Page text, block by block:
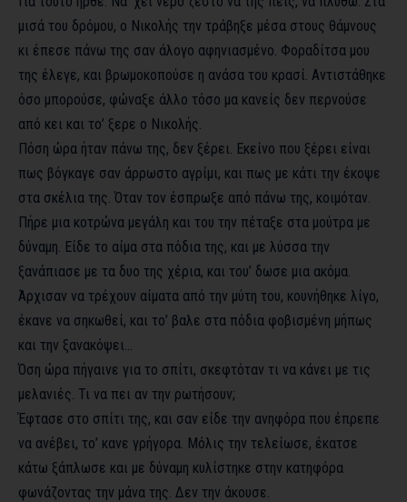
μισά του δρόμου, ο Νικολής την τράβηξε μέσα στους θάμνους
κι έπεσε πάνω της σαν άλογο αφηνιασμένο. Φοραδίτσα μου
της έλεγε, και βρωμοκοπούσε η ανάσα του κρασί. Αντιστάθηκε
όσο μπορούσε, φώναξε άλλο τόσο μα κανείς δεν περνούσε
από κει και το’ ξερε ο Νικολής.
Πόση ώρα ήταν πάνω της, δεν ξέρει. Εκείνο που ξέρει είναι
πως βόγκαγε σαν άρρωστο αγρίμι, και πως με κάτι την έκοψε
στα σκέλια της. Όταν τον έσπρωξε από πάνω της, κοιμόταν.
Πήρε μια κοτρώνα μεγάλη και του την πέταξε στα μούτρα με
δύναμη. Είδε το αίμα στα πόδια της, και με λύσσα την
ξανάπιασε με τα δυο της χέρια, και του’ δωσε μια ακόμα.
Άρχισαν να τρέχουν αίματα από την μύτη του, κουνήθηκε λίγο,
έκανε να σηκωθεί, και το’ βαλε στα πόδια φοβισμένη μήπως
και την ξανακόψει…
Όση ώρα πήγαινε για το σπίτι, σκεφτόταν τι να κάνει με τις
μελανιές. Τι να πει αν την ρωτήσουν;
Έφτασε στο σπίτι της, και σαν είδε την ανηφόρα που έπρεπε
να ανέβει, το’ κανε γρήγορα. Μόλις την τελείωσε, έκατσε
κάτω ξάπλωσε και με δύναμη κυλίστηκε στην κατηφόρα
φωνάζοντας την μάνα της. Δεν την άκουσε.